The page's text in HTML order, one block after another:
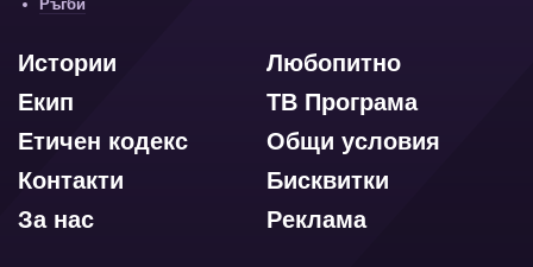
Ръгби
Любопитно
Истории
ТВ Програма
Екип
Общи условия
Етичен кодекс
Бисквитки
Контакти
Реклама
За нас